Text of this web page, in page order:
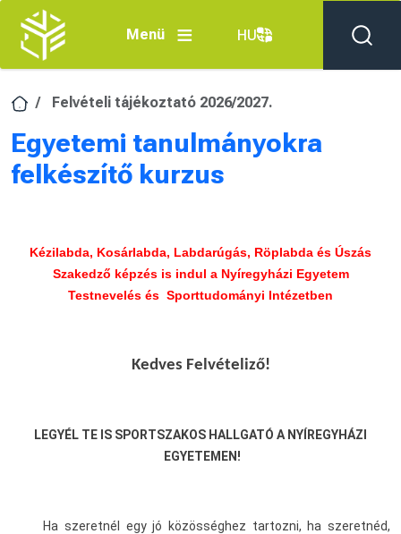
Ugrás a tartalomra
Menü
HU
Felvételi tájékoztató 2026/2027.
Egyetemi tanulmányokra
felkészítő kurzus
Kézilabda, Kosárlabda, Labdarúgás, Röplabda és Úszás
Szakedző képzés is indul a Nyíregyházi Egyetem
Testnevelés és Sporttudományi Intézetben
Kedves Felvételiző!
LEGYÉL TE IS SPORTSZAKOS HALLGATÓ A NYÍREGYHÁZI
EGYETEMEN!
Ha szeretnél egy jó közösséghez tartozni, ha szeretnéd,